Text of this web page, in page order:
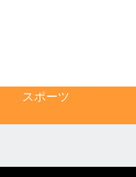
スポーツ